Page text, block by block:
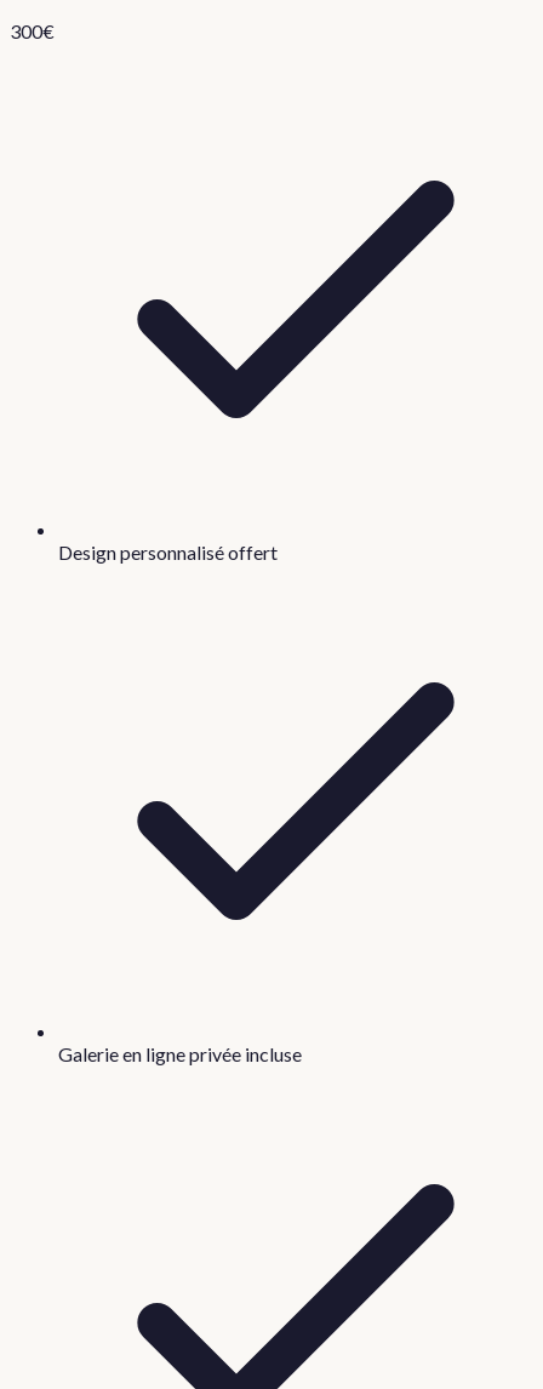
300€
Design personnalisé offert
Galerie en ligne privée incluse